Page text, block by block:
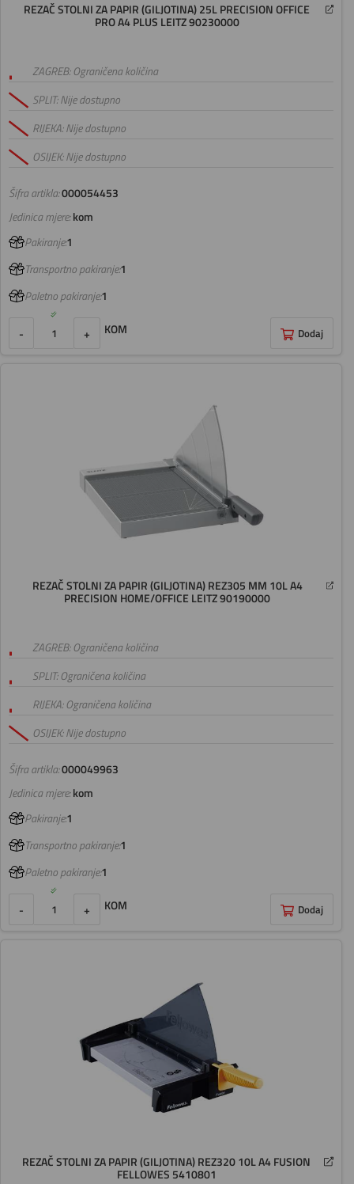
REZAČ STOLNI ZA PAPIR (GILJOTINA) 25L PRECISION OFFICE
PRO A4 PLUS LEITZ 90230000
Šifra artikla:000054453
ZAGREB: Ograničena količina
SPLIT: Nije dostupno
RIJEKA: Nije dostupno
OSIJEK: Nije dostupno
Jedinica mjere:kom
Pakiranje:1
Transportno pakiranje:1
Paletno pakiranje:1
- + KOM Dodaj
REZAČ STOLNI ZA PAPIR (GILJOTINA) REZ305 MM 10L A4
PRECISION HOME/OFFICE LEITZ 90190000
Šifra artikla:000049963
ZAGREB: Ograničena količina
SPLIT: Ograničena količina
RIJEKA: Ograničena količina
OSIJEK: Nije dostupno
Jedinica mjere:kom
Pakiranje:1
Transportno pakiranje:1
Paletno pakiranje:1
- + KOM Dodaj
REZAČ STOLNI ZA PAPIR (GILJOTINA) REZ320 10L A4 FUSION
FELLOWES 5410801